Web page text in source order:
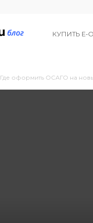
Е- КУПИТЬ Е-
Где оформить ОСАГО на